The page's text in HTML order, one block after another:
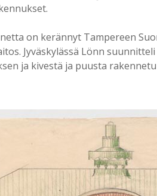
on kerännyt Tampereen
Jyväskylässä Lönn
ja kivestä ja puusta